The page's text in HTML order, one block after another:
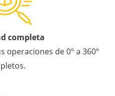
completa
operaciones de 0° a 360°